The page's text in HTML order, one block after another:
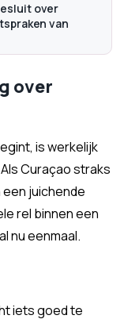
over
van
over
is werkelijk
Curaçao straks
juichende
rel binnen een
nu eenmaal.
iets goed te